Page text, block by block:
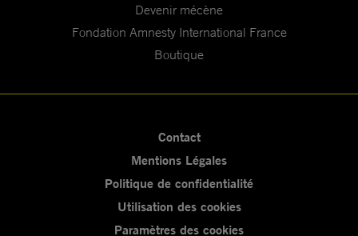
Devenir mécène
Fondation Amnesty International France
Boutique
Contact
Mentions Légales
Politique de confidentialité
Utilisation des cookies
Paramètres des cookies